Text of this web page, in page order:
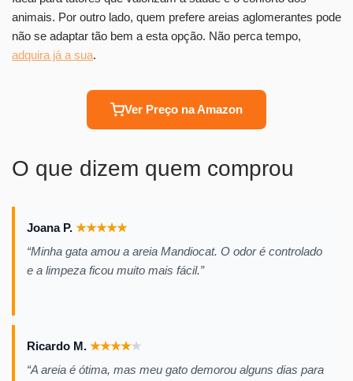
animais. Por outro lado, quem prefere areias aglomerantes pode
não se adaptar tão bem a esta opção. Não perca tempo,
adquira já a sua.
Ver Preço na Amazon
O que dizem quem comprou
Joana P. ★★★★★
“Minha gata amou a areia Mandiocat. O odor é controlado
e a limpeza ficou muito mais fácil.”
Ricardo M. ★★★★★
“A areia é ótima, mas meu gato demorou alguns dias para